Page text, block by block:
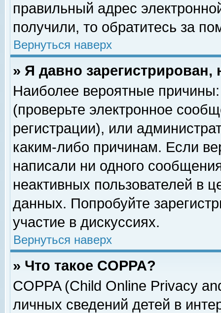
правильный адрес
получили, то обратитесь за
Вернуться наверх
» Я давно
Наиболее вероятные
(проверьте электронное
регистрации), или
каким-либо причинам. Если
написали ни одного
неактивных пользователей в
данных. Попробуйте
участие в дискуссиях.
Вернуться наверх
» Что такое COPPA?
COPPA (Child Online Privacy
личных сведений детей в